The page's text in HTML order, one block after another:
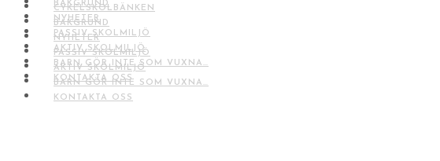
CYKELSKOLBÄNKEN
BAKGRUND
NYHETER
PASSIV SKOLMILJÖ
AKTIV SKOLMILJÖ
BARN GÖR INTE SOM VUXNA…
KONTAKTA OSS
BAKGRUND
NYHETER
PASSIV SKOLMILJÖ
AKTIV SKOLMILJÖ
BARN GÖR INTE SOM VUXNA…
KONTAKTA OSS